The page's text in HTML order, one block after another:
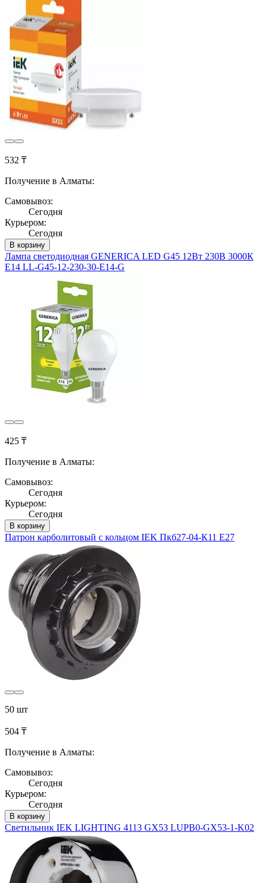
532 ₸
Получение в Алматы:
Самовывоз:
Сегодня
Курьером:
Сегодня
В корзину
Лампа светодиодная GENERICA LED G45 12Вт 230В 3000К
E14 LL-G45-12-230-30-E14-G
425 ₸
Получение в Алматы:
Самовывоз:
Сегодня
Курьером:
Сегодня
В корзину
Патрон карболитовый с кольцом IEK Пкб27-04-К11 Е27
50 шт
504 ₸
Получение в Алматы:
Самовывоз:
Сегодня
Курьером:
Сегодня
В корзину
Светильник IEK LIGHTING 4113 GX53 LUPB0-GX53-1-K02